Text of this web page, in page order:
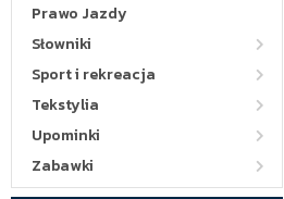
Prawo Jazdy
Słowniki
Sport i rekreacja
Tekstylia
Upominki
Zabawki